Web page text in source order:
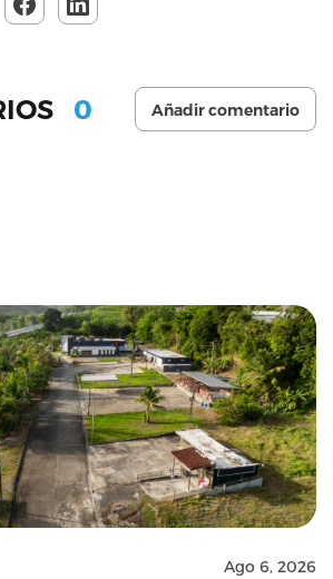
0 Añadir comentario
Ago 6, 2026